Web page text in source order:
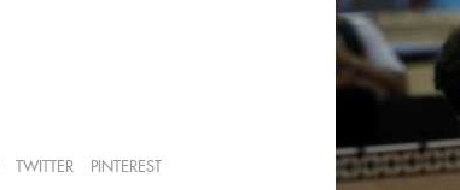
TWITTER PINTEREST